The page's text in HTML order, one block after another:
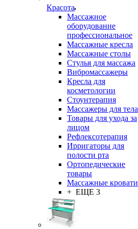
Красота
Массажное
оборудование
профессиональное
Массажные кресла
Массажные столы
Стулья для массажа
Вибромассажеры
Кресла для
косметологии
Стоунтерапия
Массажеры для тела
Товары для ухода за
лицом
Рефлексотерапия
Ирригаторы для
полости рта
Ортопедические
товары
Массажные кровати
+ ЕЩЕ 3